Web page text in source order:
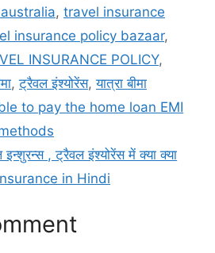
, travel insurance
insurance policy bazaar,
INSURANCE POLICY,
,ट्रैवल इंश्योरेंस,यात्रा बीमा
to pay the home loan EMI
, ट्रैवल इंश्योरेंस में क्या क्या
in Hindi